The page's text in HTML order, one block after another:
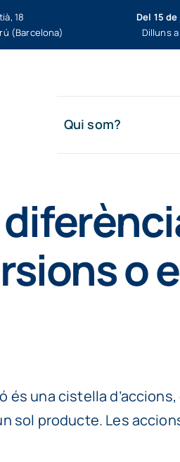
18
(Barcelona)
Del 15
Dilluns
Qui som?
o
és una cistella
sol producte. Les